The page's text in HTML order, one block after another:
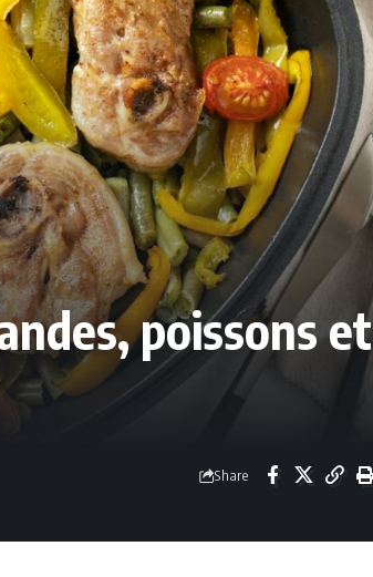
poissons et
Share